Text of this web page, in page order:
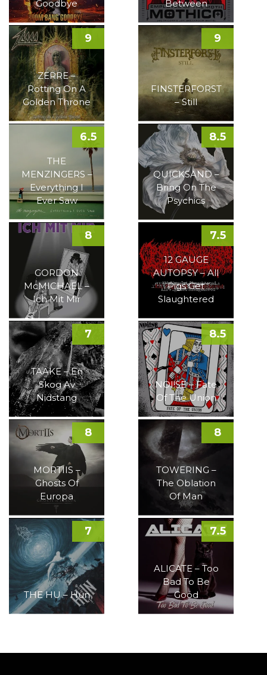
Goodbye
Between
ZERRE –
Rotting On A
Golden Throne
9
FINSTERFORST
– Still
9
THE
MENZINGERS –
Everything I
Ever Saw
6.5
QUICKSAND –
Bring On The
Psychics
8.5
GORDON
McMICHAEL –
Ich Mit Mir
8
12 GAUGE
AUTOPSY – All
Pigs Get
Slaughtered
7.5
TAAKE – En
Skog Av
Nidstang
7
NOI!SE – Fate
Of The Union
8.5
MORTIIS –
Ghosts Of
Europa
8
TOWERING –
The Oblation
Of Man
8
THE HU – Hun
7
ALICATE – Too
Bad To Be
Good
7.5